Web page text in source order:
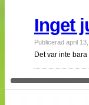
Inget
Publicerad april
Det var inte